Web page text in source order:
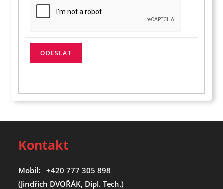
Kontakt
Mobil:+420 777 305 898
(Jindřich DVOŘÁK, Dipl. Tech.)